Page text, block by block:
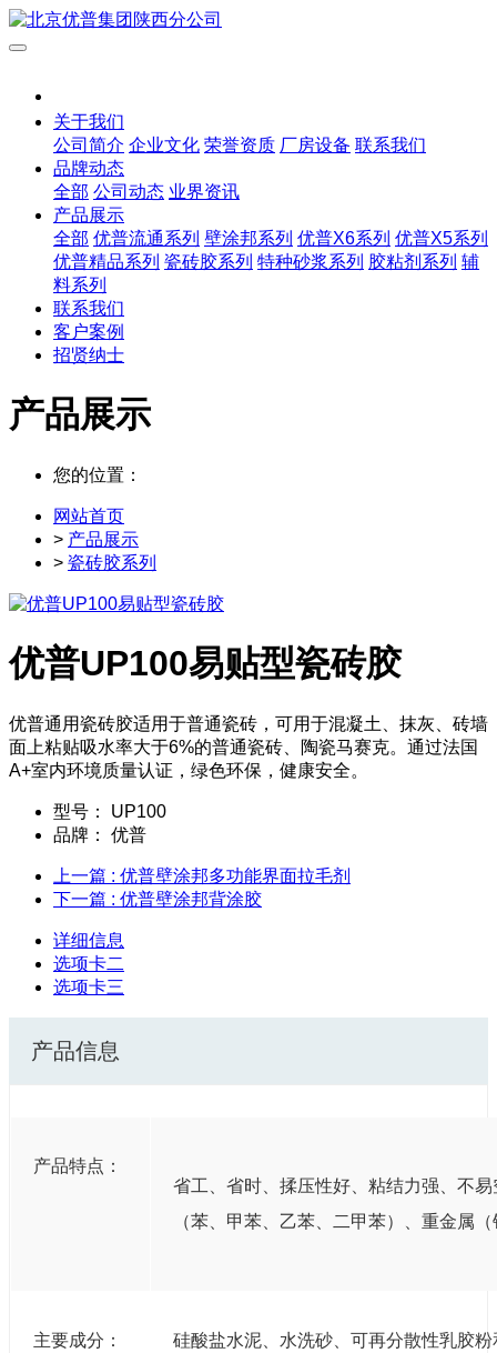
关于我们
公司简介 企业文化 荣誉资质 厂房设备 联系我们
品牌动态
全部 公司动态 业界资讯
产品展示
全部 优普流通系列 壁涂邦系列 优普X6系列 优普X5系列
优普精品系列 瓷砖胶系列 特种砂浆系列 胶粘剂系列 辅
料系列
联系我们
客户案例
招贤纳士
产品展示
您的位置：
网站首页
> 产品展示
> 瓷砖胶系列
优普UP100易贴型瓷砖胶
优普通用瓷砖胶适用于普通瓷砖，可用于混凝土、抹灰、砖墙
面上粘贴吸水率大于6%的普通瓷砖、陶瓷马赛克。通过法国
A+室内环境质量认证，绿色环保，健康安全。
型号：
UP100
品牌：
优普
上一篇 : 优普壁涂邦多功能界面拉毛剂
下一篇 : 优普壁涂邦背涂胶
详细信息
选项卡二
选项卡三
产品信息
产品特点：
省工、省时、揉压性好、粘结力强、不
（苯、甲苯、乙苯、二甲苯）、重金属
主要成分： 硅酸盐水泥、水洗砂、可再分散性乳胶